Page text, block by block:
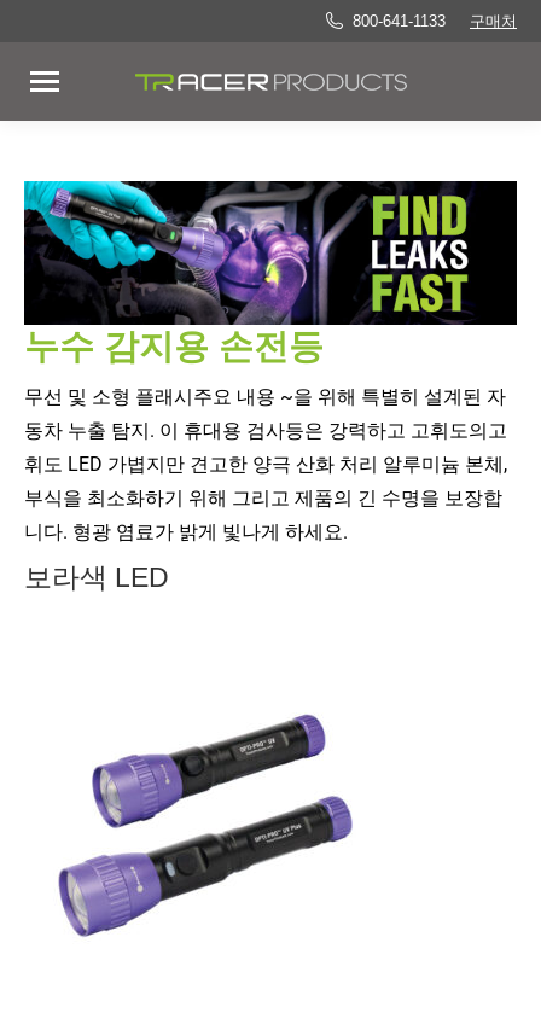
800-641-1133 구매처
누수 감지용 손전등
무선 및 소형 플래시주요 내용 ~을 위해 특별히 설계된 자
동차 누출 탐지. 이 휴대용 검사등은 강력하고 고휘도의고
휘도 LED 가볍지만 견고한 양극 산화 처리 알루미늄 본체,
부식을 최소화하기 위해 그리고 제품의 긴 수명을 보장합
니다. 형광 염료가 밝게 빛나게 하세요.
보라색 LED